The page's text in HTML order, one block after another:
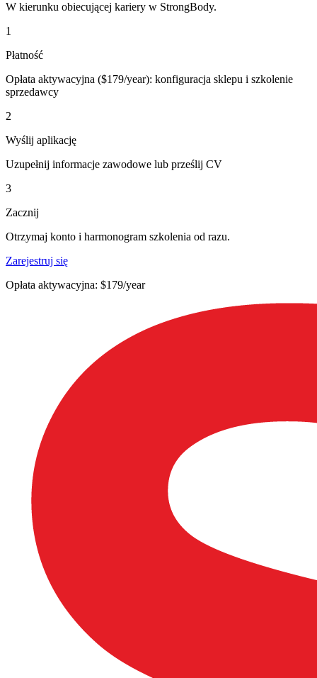
W kierunku obiecującej kariery w StrongBody.
1
Płatność
Opłata aktywacyjna ($179/year): konfiguracja sklepu i szkolenie
sprzedawcy
2
Wyślij aplikację
Uzupełnij informacje zawodowe lub prześlij CV
3
Zacznij
Otrzymaj konto i harmonogram szkolenia od razu.
Zarejestruj się
Opłata aktywacyjna: $179/year